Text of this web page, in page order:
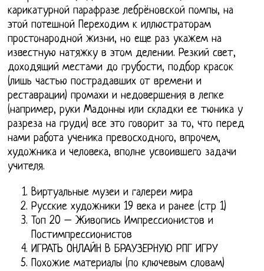
карикатурной парафразе лебрёновской помпы, на
этой потешной Переходим к иллюстраторам
простонародной жизни, но еще раз укажем на
известную натяжку в этом делении. Резкий свет,
доходящий местами до грубости, подбор красок
(лишь частью пострадавших от времени и
реставрации) промахи и недовершения в лепке
(например, руки Мадонны или складки ее тюника у
разреза на груди) все это говорит за то, что перед
нами работа ученика превосходного, впрочем,
художника и человека, вполне усвоившего задачи
учителя.
Виртуальные музеи и галереи мира
Русские художники 19 века и ранее (стр 1)
Топ 20 – Живопись Импрессионистов и
Постимпрессионистов
ИГРАТЬ ОНЛАЙН В БРАУЗЕРНУЮ РПГ ИГРУ
Похожие материалы (по ключевым словам)